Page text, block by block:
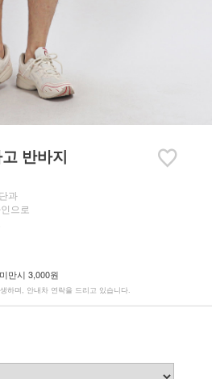
반바지
과
으로
만시 3,000원
하며, 안내차 연락을 드리고 있습니다.